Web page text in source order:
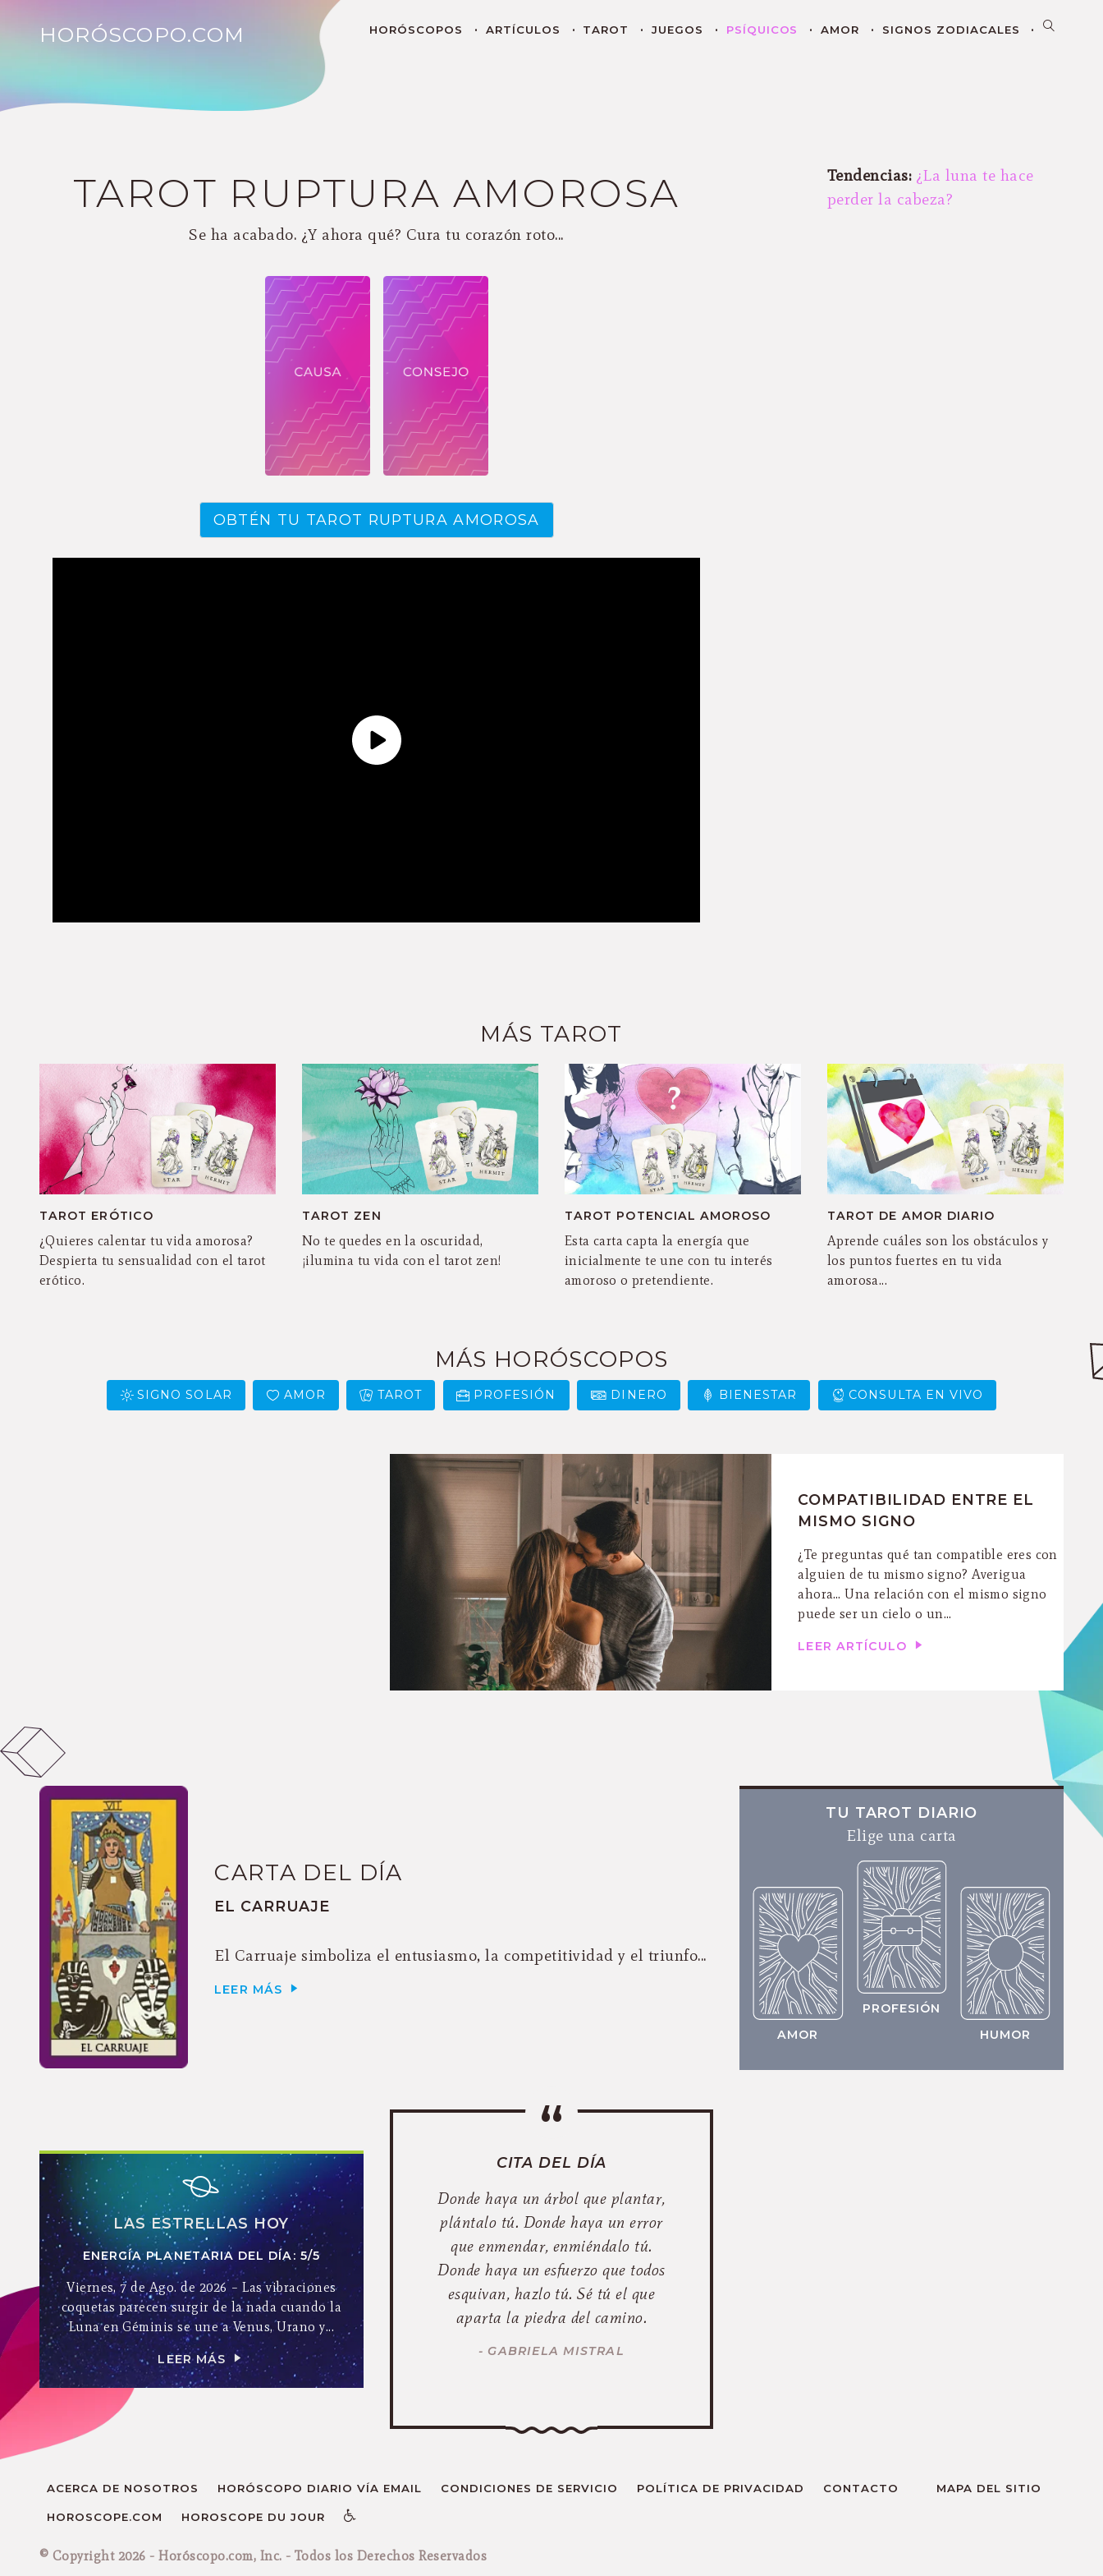
HORÓSCOPO.COM HORÓSCOPOS ARTÍCULOS TAROT JUEGOS PSÍQUICOS AMOR SIGNOS ZODIACALES
TAROT RUPTURA AMOROSA
Se ha acabado. ¿Y ahora qué? Cura tu corazón roto...
Tendencias: ¿La luna te hace
perder la cabeza?
MÁS TAROT
TAROT ERÓTICO
¿Quieres calentar tu vida amorosa?
Despierta tu sensualidad con el tarot
erótico.
TAROT ZEN
No te quedes en la oscuridad,
¡ilumina tu vida con el tarot zen!
TAROT POTENCIAL AMOROSO
Esta carta capta la energía que
inicialmente te une con tu interés
amoroso o pretendiente.
TAROT DE AMOR DIARIO
Aprende cuáles son los obstáculos y
los puntos fuertes en tu vida
amorosa...
MÁS HORÓSCOPOS
SIGNO SOLAR AMOR TAROT PROFESIÓN DINERO BIENESTAR CONSULTA EN VIVO
COMPATIBILIDAD ENTRE EL
MISMO SIGNO
¿Te preguntas qué tan compatible eres con
alguien de tu mismo signo? Averigua
ahora… Una relación con el mismo signo
puede ser un cielo o un...
LEER ARTÍCULO
CARTA DEL DÍA
EL CARRUAJE
El Carruaje simboliza el entusiasmo, la competitividad y el triunfo...
LEER MÁS
TU TAROT DIARIO
Elige una carta
AMOR
PROFESIÓN
HUMOR
LAS ESTRELLAS HOY
ENERGÍA PLANETARIA DEL DÍA: 5/5
Viernes, 7 de Ago. de 2026 – Las vibraciones
coquetas parecen surgir de la nada cuando la
Luna en Géminis se une a Venus, Urano y...
LEER MÁS
CITA DEL DÍA
Donde haya un árbol que plantar,
plántalo tú. Donde haya un error
que enmendar, enmiéndalo tú.
Donde haya un esfuerzo que todos
esquivan, hazlo tú. Sé tú el que
aparta la piedra del camino.
- GABRIELA MISTRAL
ACERCA DE NOSOTROS HORÓSCOPO DIARIO VÍA EMAIL CONDICIONES DE SERVICIO POLÍTICA DE PRIVACIDAD CONTACTO MAPA DEL SITIO
HOROSCOPE.COM HOROSCOPE DU JOUR
© Copyright 2026 - Horóscopo.com, Inc. - Todos los Derechos Reservados